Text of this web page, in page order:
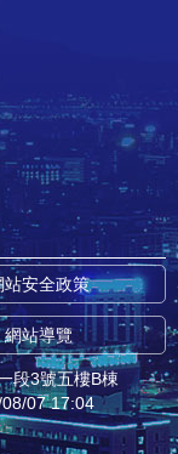
站安全政策
網站導覽
段3號五樓B棟
07 17:04